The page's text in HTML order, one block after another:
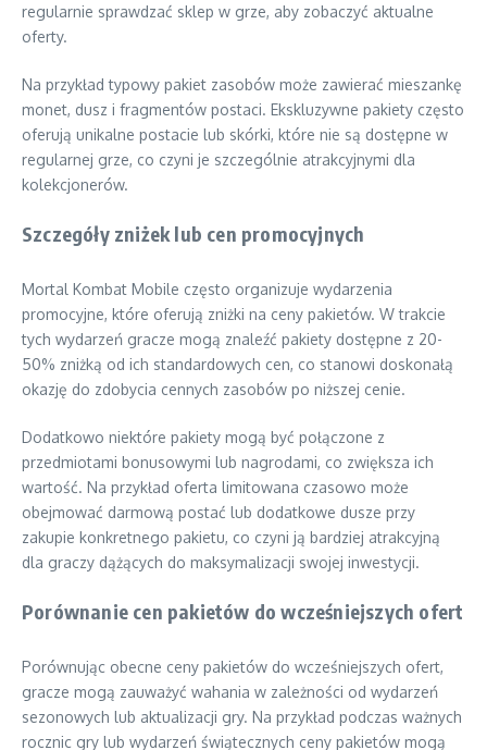
regularnie sprawdzać sklep w grze, aby zobaczyć aktualne
oferty.
Na przykład typowy pakiet zasobów może zawierać mieszankę
monet, dusz i fragmentów postaci. Ekskluzywne pakiety często
oferują unikalne postacie lub skórki, które nie są dostępne w
regularnej grze, co czyni je szczególnie atrakcyjnymi dla
kolekcjonerów.
Szczegóły zniżek lub cen promocyjnych
Mortal Kombat Mobile często organizuje wydarzenia
promocyjne, które oferują zniżki na ceny pakietów. W trakcie
tych wydarzeń gracze mogą znaleźć pakiety dostępne z 20-
50% zniżką od ich standardowych cen, co stanowi doskonałą
okazję do zdobycia cennych zasobów po niższej cenie.
Dodatkowo niektóre pakiety mogą być połączone z
przedmiotami bonusowymi lub nagrodami, co zwiększa ich
wartość. Na przykład oferta limitowana czasowo może
obejmować darmową postać lub dodatkowe dusze przy
zakupie konkretnego pakietu, co czyni ją bardziej atrakcyjną
dla graczy dążących do maksymalizacji swojej inwestycji.
Porównanie cen pakietów do wcześniejszych ofert
Porównując obecne ceny pakietów do wcześniejszych ofert,
gracze mogą zauważyć wahania w zależności od wydarzeń
sezonowych lub aktualizacji gry. Na przykład podczas ważnych
rocznic gry lub wydarzeń świątecznych ceny pakietów mogą